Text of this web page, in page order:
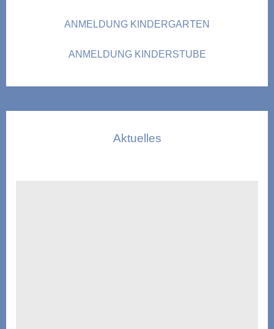
ANMELDUNG KINDERGARTEN
ANMELDUNG KINDERSTUBE
Aktuelles